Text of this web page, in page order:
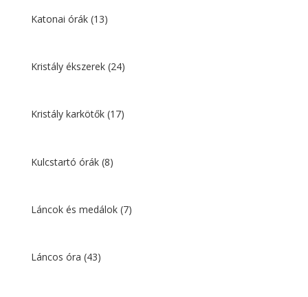
Katonai órák (13)
Kristály ékszerek (24)
Kristály karkötők (17)
Kulcstartó órák (8)
Láncok és medálok (7)
Láncos óra (43)